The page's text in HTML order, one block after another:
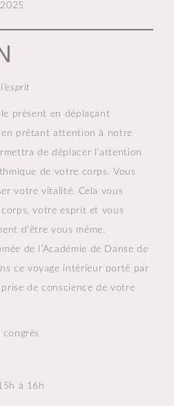
le présent en déplaçant
prêtant attention à notre
de déplacer l’attention
de votre corps. Vous
votre vitalité. Cela vous
votre esprit et vous
d’être vous même.
de l’Académie de Danse de
ce voyage intérieur porté par
prise de conscience de votre
à 16h